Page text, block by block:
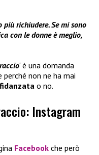
richiudere. Se mi sono
con le donne è meglio,
‘ è una domanda
non ne ha mai
fidanzata o no.
Instagram
Facebook che però